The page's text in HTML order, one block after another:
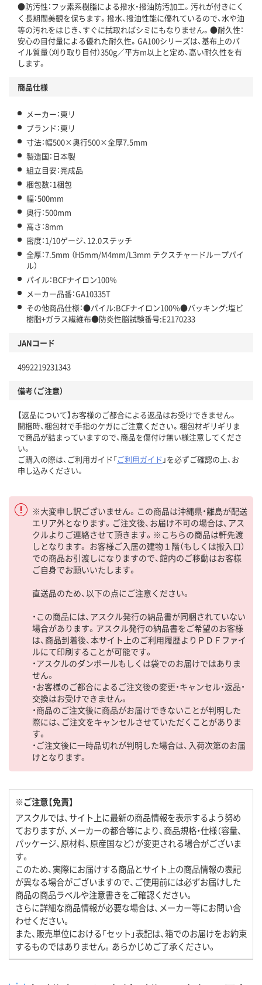
●防汚性：フッ素系樹脂による撥水・撥油防汚加工。汚れが付きにく
く長期間美観を保ちます。撥水、撥油性能に優れているので、水や油
等の汚れをはじき、すぐに拭取ればシミにもなりません。●耐久性：
安心の目付量による優れた耐久性。GA100シリーズは、基布上のパ
イル質量（刈り取り目付）350g／平方m以上と定め、高い耐久性を有
します。
商品仕様
メーカー：東リ
ブランド：東リ
寸法：幅500×奥行500×全厚7.5mm
製造国：日本製
組立目安：完成品
梱包数：1梱包
幅：500mm
奥行：500mm
高さ：8mm
密度：1/10ゲージ、12.0ステッチ
全厚：7.5mm （H5mm/M4mm/L3mm テクスチャードループパイ
ル）
パイル：BCFナイロン100％
メーカー品番：GA10335T
その他商品仕様：●パイル:BCFナイロン100％●バッキング:塩ビ
樹脂+ガラス繊維布●防炎性脳試験番号:E2170233
JANコード
4992219231343
備考（ご注意）
【返品について】お客様のご都合による返品はお受けできません。
開梱時、梱包材で手指のケガにご注意ください。梱包材ギリギリま
で商品が詰まっていますので、商品を傷付け無い様注意してくださ
い。
ご購入の際は、ご利用ガイド「ご利用ガイド 」を必ずご確認の上、お
申し込みください。
※大変申し訳ございません。この商品は沖縄県・離島が配送
エリア外となります。ご注文後、お届け不可の場合は、アス
クルよりご連絡させて頂きます。※こちらの商品は軒先渡
しとなります。 お客様ご入居の建物１階（もしくは搬入口）
での商品お引渡しになりますので、館内のご移動はお客様
ご自身でお願いいたします。
直送品のため、以下の点にご注意ください。
・この商品には、アスクル発行の納品書が同梱されていない
場合があります。アスクル発行の納品書をご希望のお客様
は、商品到着後、本サイト上のご利用履歴よりＰＤＦファイ
ルにて印刷することが可能です。
・アスクルのダンボールもしくは袋でのお届けではありま
せん。
・お客様のご都合によるご注文後の変更・キャンセル・返品・
交換はお受けできません。
・商品のご注文後に商品がお届けできないことが判明した
際には、ご注文をキャンセルさせていただくことがありま
す。
・ご注文後に一時品切れが判明した場合は、入荷次第のお届
けとなります。
※ご注意【免責】
アスクルでは、サイト上に最新の商品情報を表示するよう努め
ておりますが、メーカーの都合等により、商品規格・仕様（容量、
パッケージ、原材料、原産国など）が変更される場合がございま
す。
このため、実際にお届けする商品とサイト上の商品情報の表記
が異なる場合がございますので、ご使用前には必ずお届けした
商品の商品ラベルや注意書きをご確認ください。
さらに詳細な商品情報が必要な場合は、メーカー等にお問い合
わせください。
また、販売単位における「セット」表記は、箱でのお届けをお約束
するものではありません。あらかじめご了承ください。